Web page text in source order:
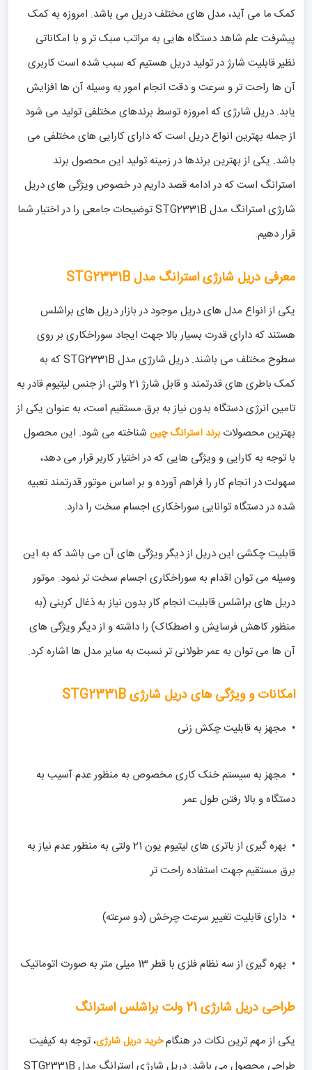
کمک ما می آید، مدل های مختلف دریل می باشد. امروزه به کمک
پیشرفت علم شاهد دستگاه هایی به مراتب سبک تر و با امکاناتی
نظیر قابلیت شارژ در تولید دریل هستیم که سبب شده است کاربری
آن ها راحت تر و سرعت و دقت انجام امور به وسیله آن ها افزایش
یابد. دریل شارژی که امروزه توسط برندهای مختلفی تولید می شود
از جمله بهترین انواع دریل است که دارای کارایی های مختلفی می
باشد. یکی از بهترین برندها در زمینه تولید این محصول برند
استرانگ است که در ادامه قصد داریم در خصوص ویژگی های دریل
شارژی استرانگ مدل STG2331B توضیحات جامعی را در اختیار شما
قرار دهیم.
معرفی دریل شارژی استرانگ مدل STG2331B
یکی از انواع مدل های دریل موجود در بازار دریل های براشلس
هستند که دارای قدرت بسیار بالا جهت ایجاد سوراخکاری بر روی
سطوح مختلف می باشند. دریل شارژی مدل STG2331B که به
کمک باطری های قدرتمند و قابل شارژ 21 ولتی از جنس لیتیوم قادر به
تامین انرژی دستگاه بدون نیاز به برق مستقیم است، به عنوان یکی از
بهترین محصولاتبرند استرانگ چین شناخته می شود. این محصول
با توجه به کارایی و ویژگی هایی که در اختیار کاربر قرار می دهد،
سهولت در انجام کار را فراهم آورده و بر اساس موتور قدرتمند تعبیه
شده در دستگاه توانایی سوراخکاری اجسام سخت را دارد.
قابلیت چکشی این دریل از دیگر ویژگی های آن می باشد که به این
وسیله می توان اقدام به سوراخکاری اجسام سخت تر نمود. موتور
دریل های براشلس قابلیت انجام کار بدون نیاز به ذغال کربنی (به
منظور کاهش فرسایش و اصطکاک) را داشته و از دیگر ویژگی های
آن ها می توان به عمر طولانی تر نسبت به سایر مدل ها اشاره کرد.
امکانات و ویژگی های دریل شارژی STG2331B
• مجهز به قابلیت چکش زنی
• مجهز به سیستم خنک کاری مخصوص به منظور عدم آسیب به
دستگاه و بالا رفتن طول عمر
• بهره گیری از باتری های لیتیوم یون 21 ولتی به منظور عدم نیاز به
برق مستقیم جهت استفاده راحت تر
• دارای قابلیت تغییر سرعت چرخش (دو سرعته)
• بهره گیری از سه نظام فلزی با قطر 13 میلی متر به صورت اتوماتیک
طراحی دریل شارژی 21 ولت براشلس استرانگ
یکی از مهم ترین نکات در هنگامخرید دریل شارژی، توجه به کیفیت
طراحی محصول می باشد. دریل شارژی استرانگ مدل STG2331B